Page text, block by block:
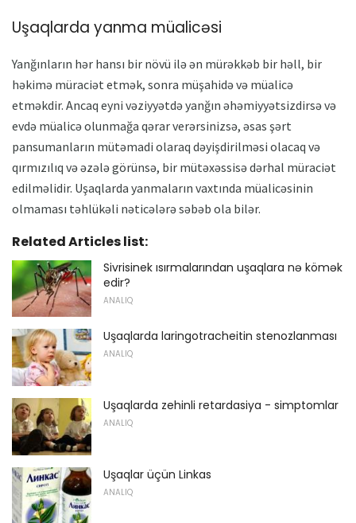
Uşaqlarda yanma müalicəsi
Yanğınların hər hansı bir növü ilə ən mürəkkəb bir həll, bir
həkimə müraciət etmək, sonra müşahidə və müalicə
etməkdir. Ancaq eyni vəziyyətdə yanğın əhəmiyyətsizdirsə və
evdə müalicə olunmağa qərar verərsinizsə, əsas şərt
pansumanların mütəmadi olaraq dəyişdirilməsi olacaq və
qırmızılıq və əzələ görünsə, bir mütəxəssisə dərhal müraciət
edilməlidir. Uşaqlarda yanmaların vaxtında müalicəsinin
olmaması təhlükəli nəticələrə səbəb ola bilər.
Related Articles list:
Sivrisinek ısırmalarından uşaqlara nə kömək
edir?
ANALIQ
Uşaqlarda laringotracheitin stenozlanması
ANALIQ
Uşaqlarda zehinli retardasiya - simptomlar
ANALIQ
Uşaqlar üçün Linkas
ANALIQ